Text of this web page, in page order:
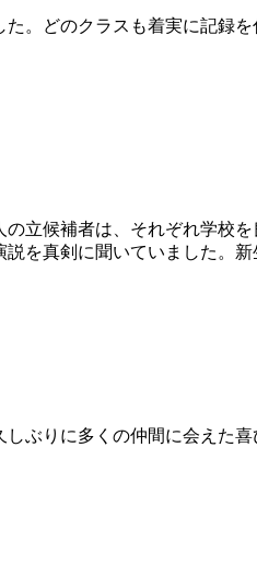
。どのクラスも着実に記録
立候補者は、それぞれ学校
を真剣に聞いていました。新
ぶりに多くの仲間に会えた